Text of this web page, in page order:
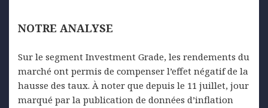
NOTRE ANALYSE
Sur le segment Investment Grade, les rendements du
marché ont permis de compenser l’effet négatif de la
hausse des taux. À noter que depuis le 11 juillet, jour
marqué par la publication de données d’inflation